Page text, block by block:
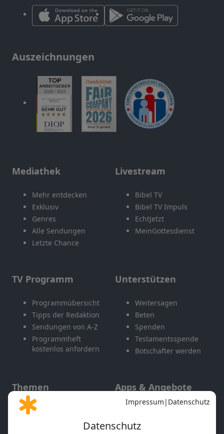
Auszeichnungen
Mediathek
Mehr entdecken
Exklusiv
Genres
Alle Sendungen
Letzte Chance
Livestream
Bibel TV
Bibel TV Impuls
EchtJetzt
MeinGottesdienst
TV Programm
Programmübersicht
Tipps der Redaktion
Sendungen von A-Z
Programmheft
kostenlos anfordern
Unterstützen
Weitersagen
Beten
Spenden
Testamentsspende
Botschafter werden
Themen
Gott und Bibel erklärt
Apps & Angebote
Mobile App